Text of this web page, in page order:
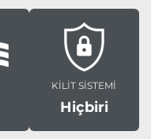
KİLİT SİSTEMİ
Hiçbiri